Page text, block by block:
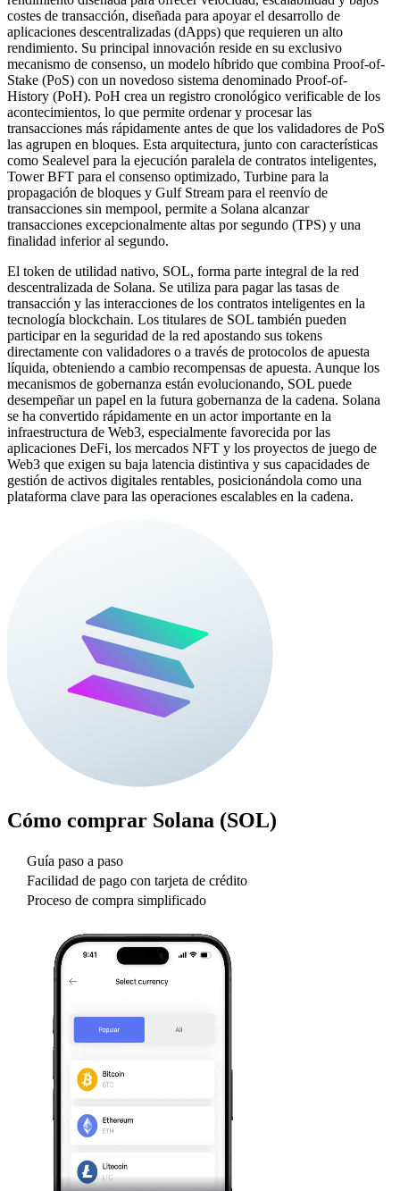
costes de transacción, diseñada para apoyar el desarrollo de
aplicaciones descentralizadas (dApps) que requieren un alto
rendimiento. Su principal innovación reside en su exclusivo
mecanismo de consenso, un modelo híbrido que combina Proof-of-
Stake (PoS) con un novedoso sistema denominado Proof-of-
History (PoH). PoH crea un registro cronológico verificable de los
acontecimientos, lo que permite ordenar y procesar las
transacciones más rápidamente antes de que los validadores de PoS
las agrupen en bloques. Esta arquitectura, junto con características
como Sealevel para la ejecución paralela de contratos inteligentes,
Tower BFT para el consenso optimizado, Turbine para la
propagación de bloques y Gulf Stream para el reenvío de
transacciones sin mempool, permite a Solana alcanzar
transacciones excepcionalmente altas por segundo (TPS) y una
finalidad inferior al segundo.
El token de utilidad nativo, SOL, forma parte integral de la red
descentralizada de Solana. Se utiliza para pagar las tasas de
transacción y las interacciones de los contratos inteligentes en la
tecnología blockchain. Los titulares de SOL también pueden
participar en la seguridad de la red apostando sus tokens
directamente con validadores o a través de protocolos de apuesta
líquida, obteniendo a cambio recompensas de apuesta. Aunque los
mecanismos de gobernanza están evolucionando, SOL puede
desempeñar un papel en la futura gobernanza de la cadena. Solana
se ha convertido rápidamente en un actor importante en la
infraestructura de Web3, especialmente favorecida por las
aplicaciones DeFi, los mercados NFT y los proyectos de juego de
Web3 que exigen su baja latencia distintiva y sus capacidades de
gestión de activos digitales rentables, posicionándola como una
plataforma clave para las operaciones escalables en la cadena.
Cómo comprar Solana (SOL)
Guía paso a paso
Facilidad de pago con tarjeta de crédito
Proceso de compra simplificado